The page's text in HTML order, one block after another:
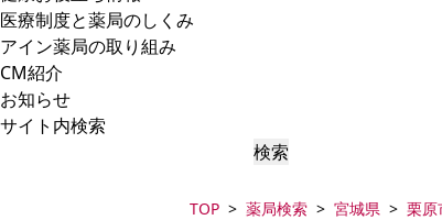
医療制度と薬局のしくみ
アイン薬局の取り組み
CM紹介
お知らせ
サイト内検索
検索
TOP 薬局検索 宮城県 栗原